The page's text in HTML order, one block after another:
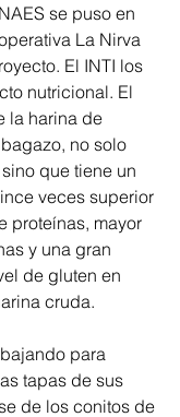
se puso en
La Nirva
El INTI los
nutricional. El
la harina de
no solo
que tiene un
veces superior
proteínas, mayor
y una gran
de gluten en
cruda.
para
tapas de sus
de los conitos de